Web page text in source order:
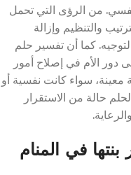
من الرؤى التي تحمل
والتنظيم وإزالة
كما أن تفسير حلم
دور الأم في إصلاح أمور
معينة، سواء كانت نفسية أو
حالة من الاستقرار
في المنام